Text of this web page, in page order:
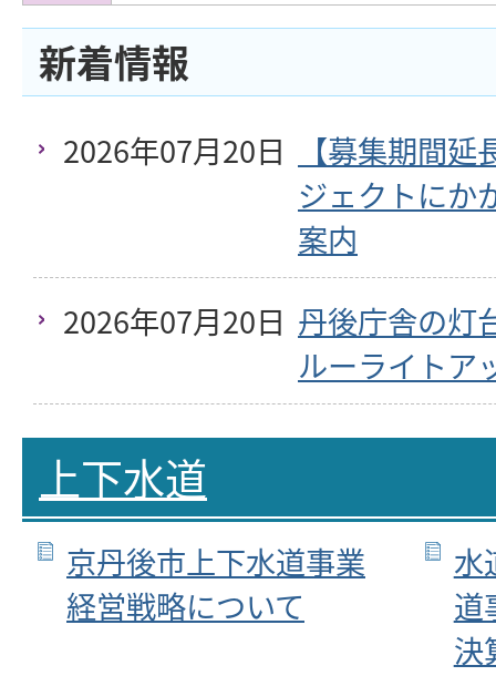
新着情報
2026年07月20日
【募集期間
ジェクトにか
案内
2026年07月20日 丹後庁舎の灯
ルーライトア
上下水道
京丹後市上下水道事業
経営戦略について
水
道
決